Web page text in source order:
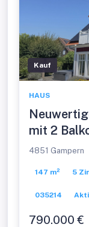
Kauf
HAUS
mit 2
4851 Gampern
147 m² 5
035214
790.000 €